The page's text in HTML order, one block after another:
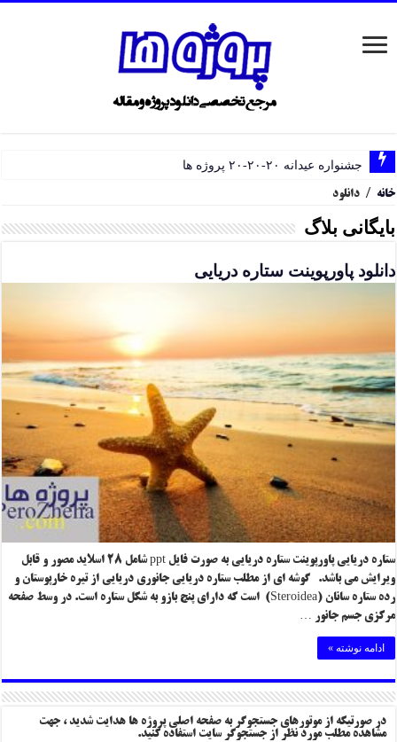
جشنواره عیدانه ۲۰-۲۰-۲۰ پروژه ها
خانه / دانلود
بایگانی بلاگ
دانلود پاورپوینت ستاره دریایی
ستاره دریایی پاورپوینت ستاره دریایی به صورت فایل ppt شامل ۲۸ اسلاید مصور و قابل
ویرایش می باشد. گوشه ای از مطلب ستاره دریایی جانوری دریایی از تیره خارپوستان و
رده ستاره سانان (Steroidea) است که دارای پنج بازو به شکل ستاره است. در وسط صفحه
مرکزی جسم جانور …
ادامه نوشته »
در صورتیکه از موتورهای جستجوگر به صفحه اصلی پروژه ها هدایت شدید ، جهت
مشاهده مطلب مورد نظر از جستجوگر سایت استفاده کنید.